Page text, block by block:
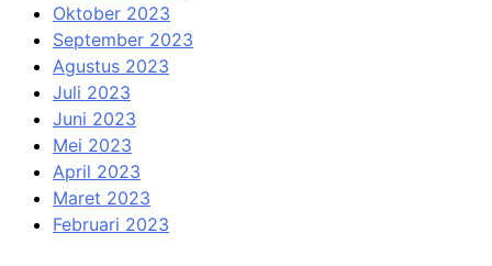
Oktober 2023
September 2023
Agustus 2023
Juli 2023
Juni 2023
Mei 2023
April 2023
Maret 2023
Februari 2023